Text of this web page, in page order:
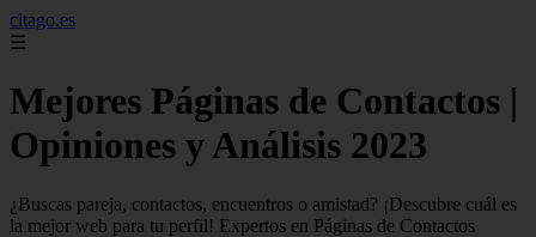
citago.es
☰
Mejores Páginas de Contactos |
Opiniones y Análisis 2023
¿Buscas pareja, contactos, encuentros o amistad? ¡Descubre cuál es
la mejor web para tu perfil! Expertos en Páginas de Contactos